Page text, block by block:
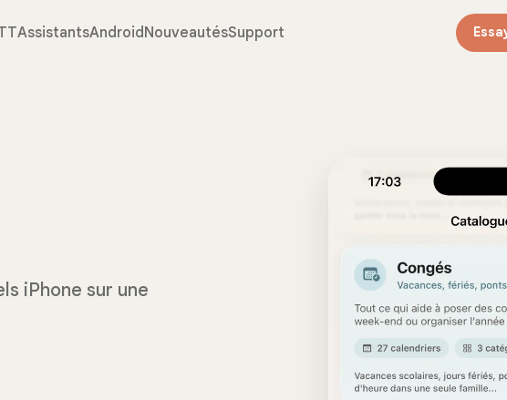
AssistantsAndroidNouveautésSupport
iPhone sur une